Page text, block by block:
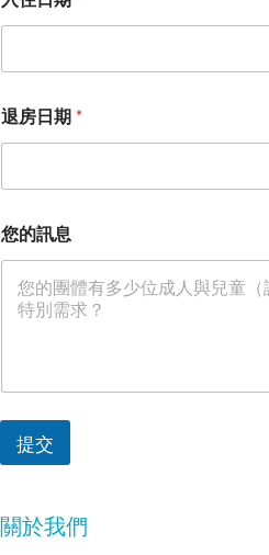
退房日期*
您的訊息
提交
關於我們